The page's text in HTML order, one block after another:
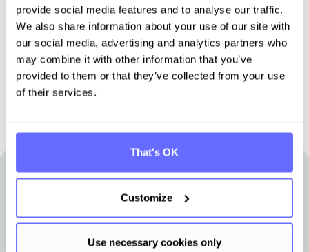
provide social media features and to analyse our traffic.
We also share information about your use of our site with
our social media, advertising and analytics partners who
may combine it with other information that you’ve
provided to them or that they’ve collected from your use
of their services.
That's OK
Customize
Use necessary cookies only
Demo buchen
Andere Artikel, die für Sie interessant
sein könnten